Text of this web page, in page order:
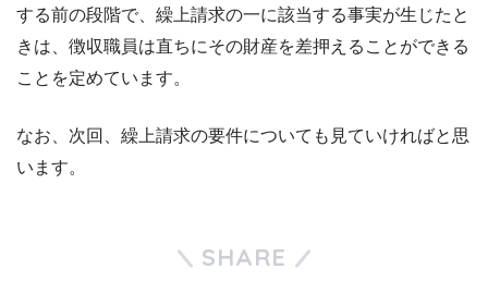
する前の段階で、繰上請求の一に該当する事実が生じたと
きは、徴収職員は直ちにその財産を差押えることができる
ことを定めています。
なお、次回、繰上請求の要件についても見ていければと思
います。
SHARE